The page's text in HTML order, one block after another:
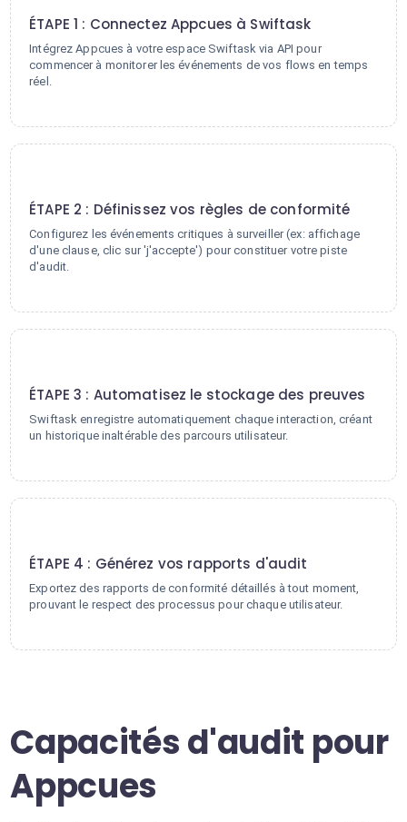
ÉTAPE 1 : Connectez Appcues à Swiftask
Intégrez Appcues à votre espace Swiftask via API pour
commencer à monitorer les événements de vos flows en temps
réel.
ÉTAPE 2 : Définissez vos règles de conformité
Configurez les événements critiques à surveiller (ex: affichage
d'une clause, clic sur 'j'accepte') pour constituer votre piste
d'audit.
ÉTAPE 3 : Automatisez le stockage des preuves
Swiftask enregistre automatiquement chaque interaction, créant
un historique inaltérable des parcours utilisateur.
ÉTAPE 4 : Générez vos rapports d'audit
Exportez des rapports de conformité détaillés à tout moment,
prouvant le respect des processus pour chaque utilisateur.
Capacités d'audit pour
Appcues